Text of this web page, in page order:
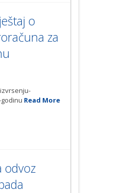
o
za
Read More
odvoz